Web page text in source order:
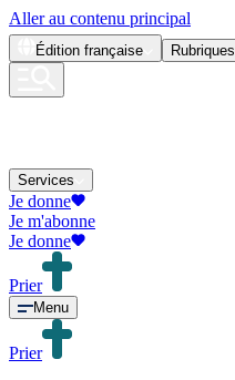
Aller au contenu principal
Édition française Rubriques
Services
Je donne
Je m'abonne
Je donne
Prier
Menu
Prier